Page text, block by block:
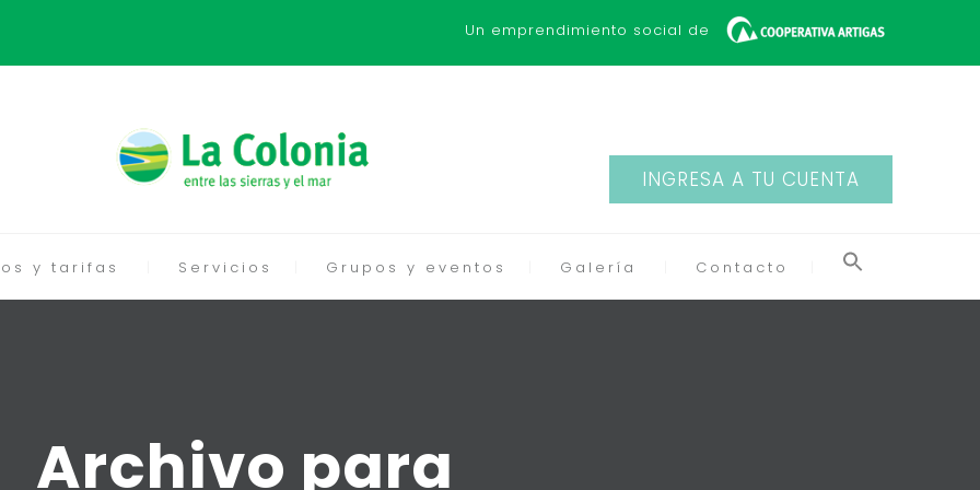
INGRESA A TU CUENTA
Un emprendimiento social de
y tarifas Servicios Grupos y eventos Galería Contacto
Archivo para